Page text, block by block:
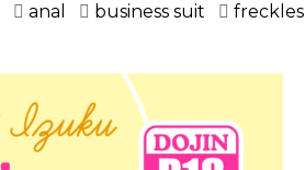
anal business suit
freckles